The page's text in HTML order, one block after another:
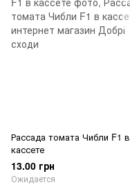
Рассада томата Чибли F1 в
кассете
13.00 грн
Ожидается